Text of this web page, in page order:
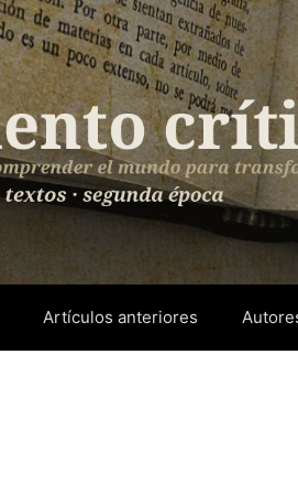
Artículos anteriores